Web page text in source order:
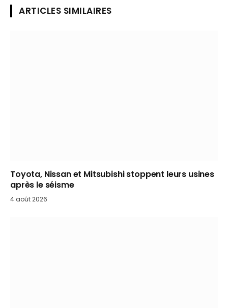
ARTICLES SIMILAIRES
Toyota, Nissan et Mitsubishi stoppent leurs usines
après le séisme
4 août 2026